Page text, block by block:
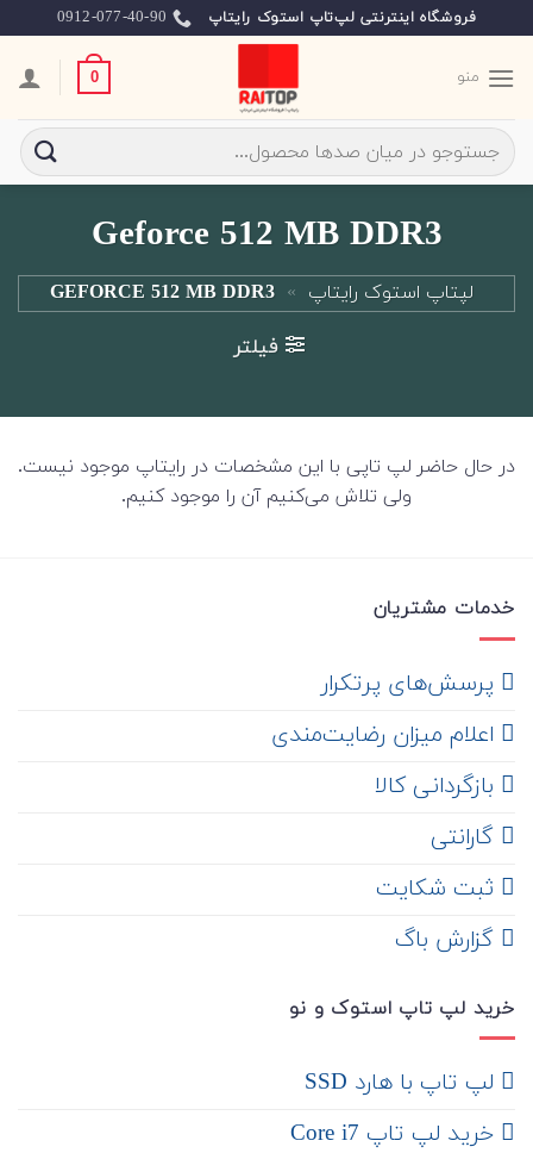
to
content
فروشگاه اینترنتی لپ‌تاپ استوک رایتاپ 0912-077-40-90
منو 0
جستجو
برای:
Geforce 512 MB DDR3
لپتاپ استوک رایتاپ »
GEFORCE 512 MB DDR3
فیلتر
در حال حاضر لپ تاپی با این مشخصات در رایتاپ موجود نیست.
ولی تلاش می‌کنیم آن را موجود کنیم.
خدمات مشتریان
‌ پرسش‌های پرتکرار
اعلام میزان رضایت‌مندی
‌ بازگردانی کالا
گارانتی
ثبت شکایت
‌ گزارش باگ
خرید لپ تاپ استوک و نو
لپ تاپ با هارد SSD
خرید لپ تاپ Core i7